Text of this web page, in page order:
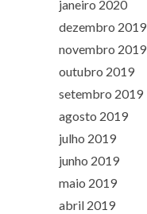
janeiro 2020
dezembro 2019
novembro 2019
outubro 2019
setembro 2019
agosto 2019
julho 2019
junho 2019
maio 2019
abril 2019